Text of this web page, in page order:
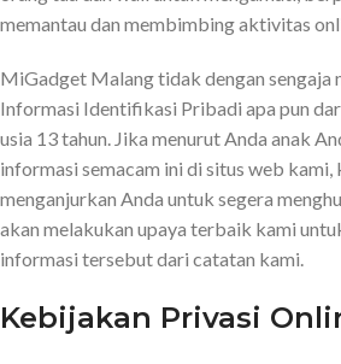
memantau dan membimbing aktivitas
MiGadget Malang tidak dengan sengaja
Informasi Identifikasi Pribadi apa pun
usia 13 tahun. Jika menurut Anda anak
informasi semacam ini di situs web kami,
menganjurkan Anda untuk segera
akan melakukan upaya terbaik kami
informasi tersebut dari catatan kami.
Kebijakan Privasi